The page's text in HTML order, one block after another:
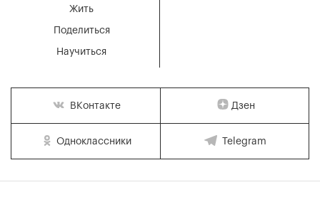
Жить
Поделиться
Научиться
ВКонтакте Дзен
Одноклассники Telegram